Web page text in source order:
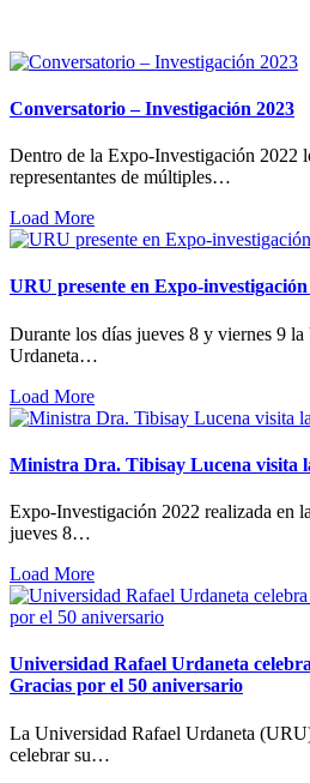
Conversatorio – Investigación 2023
Dentro de la Expo-Investigación 2022
representantes de múltiples…
Load More
URU presente en Expo-investigación
Durante los días jueves 8 y viernes 9
Urdaneta…
Load More
Ministra Dra. Tibisay Lucena visita
Expo-Investigación 2022 realizada en
jueves 8…
Load More
Universidad Rafael Urdaneta
Gracias por el 50 aniversario
La Universidad Rafael Urdaneta
celebrar su…